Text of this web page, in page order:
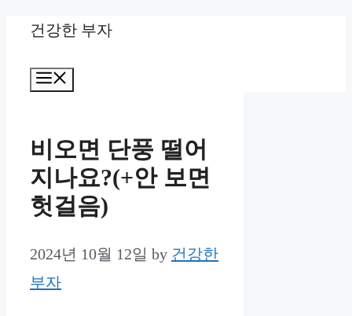
Skip
content
건강한 부자
비오면 단풍 떨어
지나요?(+안 보면
헛걸음)
2024년 10월 12일 by 건강한
부자